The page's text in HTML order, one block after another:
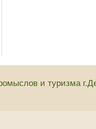
и туризма